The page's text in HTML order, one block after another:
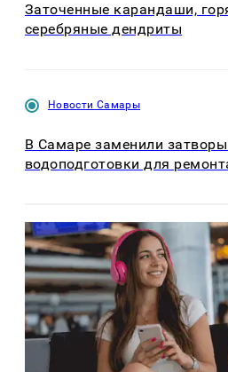
Заточенные карандаши,
серебряные дендриты
Новости Самары
В Самаре заменили
водоподготовки для